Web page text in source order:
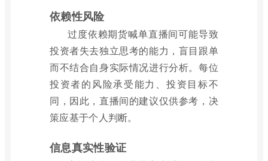
依赖性风险
过度依赖期货喊单直播间可能导致
投资者失去独立思考的能力，盲目跟单
而不结合自身实际情况进行分析。每位
投资者的风险承受能力、投资目标不
同，因此，直播间的建议仅供参考，决
策应基于个人判断。
信息真实性验证